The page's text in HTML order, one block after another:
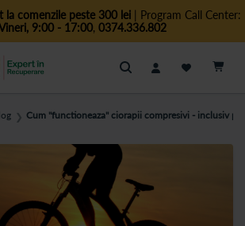
la comenzile peste 300 lei| Program Call Center:
9:00 - 17:00, 0374.336.802
Cautare
❯ Cum "functioneaza" ciorapii compresivi - inclusiv